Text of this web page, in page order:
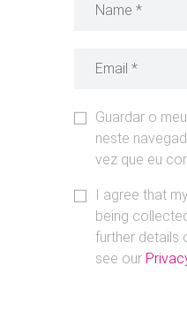
Guardar o
neste
vez que eu
I agree that
being
further details
see our